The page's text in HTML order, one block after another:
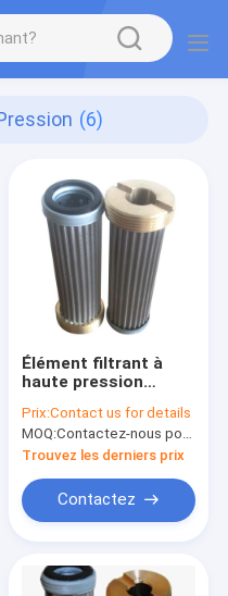
(6)
Élément filtrant à
haute pression
inoxydable PC300-5
BFP9416
Prix:Contact us for details
MOQ:Contactez-nous pour des détails
Trouvez les derniers prix
Contactez